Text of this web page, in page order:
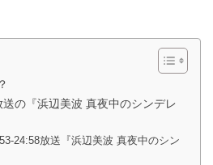
の『浜辺美波 真夜中のシンデレ
24:58放送『浜辺美波 真夜中のシン